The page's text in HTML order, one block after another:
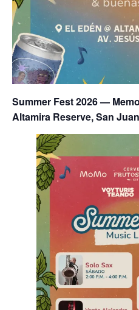
Summer Fest 2026 —
Altamira Reserve, San Juan